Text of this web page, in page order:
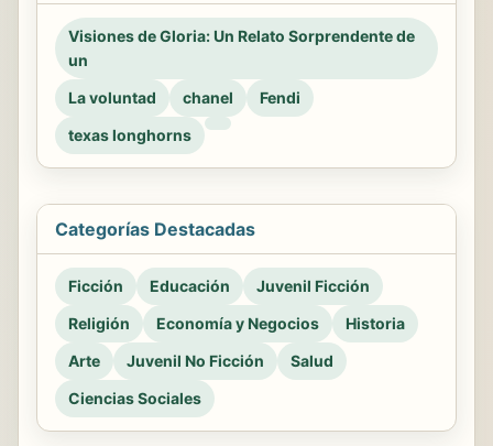
Visiones de Gloria: Un Relato Sorprendente de
un
La voluntad
chanel
Fendi
texas longhorns
Categorías Destacadas
Ficción Educación
Juvenil Ficción
Religión
Economía y Negocios
Historia
Arte
Juvenil No Ficción
Salud
Ciencias Sociales